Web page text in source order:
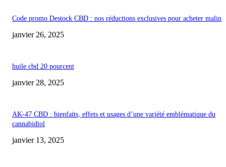
Code promo Destock CBD : nos réductions exclusives pour acheter malin
janvier 26, 2025
huile cbd 20 pourcent
janvier 28, 2025
AK-47 CBD : bienfaits, effets et usages d’une variété emblématique du
cannabidiol
janvier 13, 2025